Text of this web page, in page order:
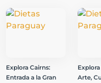
Explora Cairns:
Entrada a la Gran
Arte,